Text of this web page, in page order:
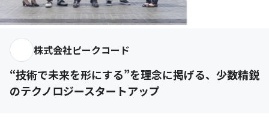
株式会社ピークコード
“技術で未来を形にする”を理念に掲げる、少数精鋭
のテクノロジースタートアップ